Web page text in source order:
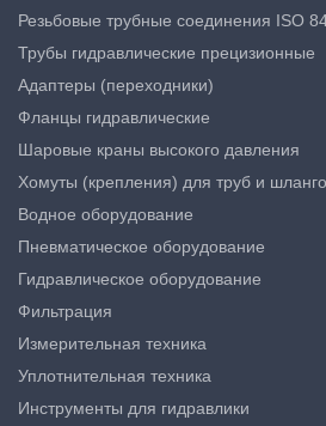
Резьбовые трубные соединения ISO
Трубы гидравлические прецизионные
Адаптеры (переходники)
Фланцы гидравлические
Шаровые краны высокого давления
Хомуты (крепления) для труб и
Водное оборудование
Пневматическое оборудование
Гидравлическое оборудование
Фильтрация
Измерительная техника
Уплотнительная техника
Инструменты для гидравлики